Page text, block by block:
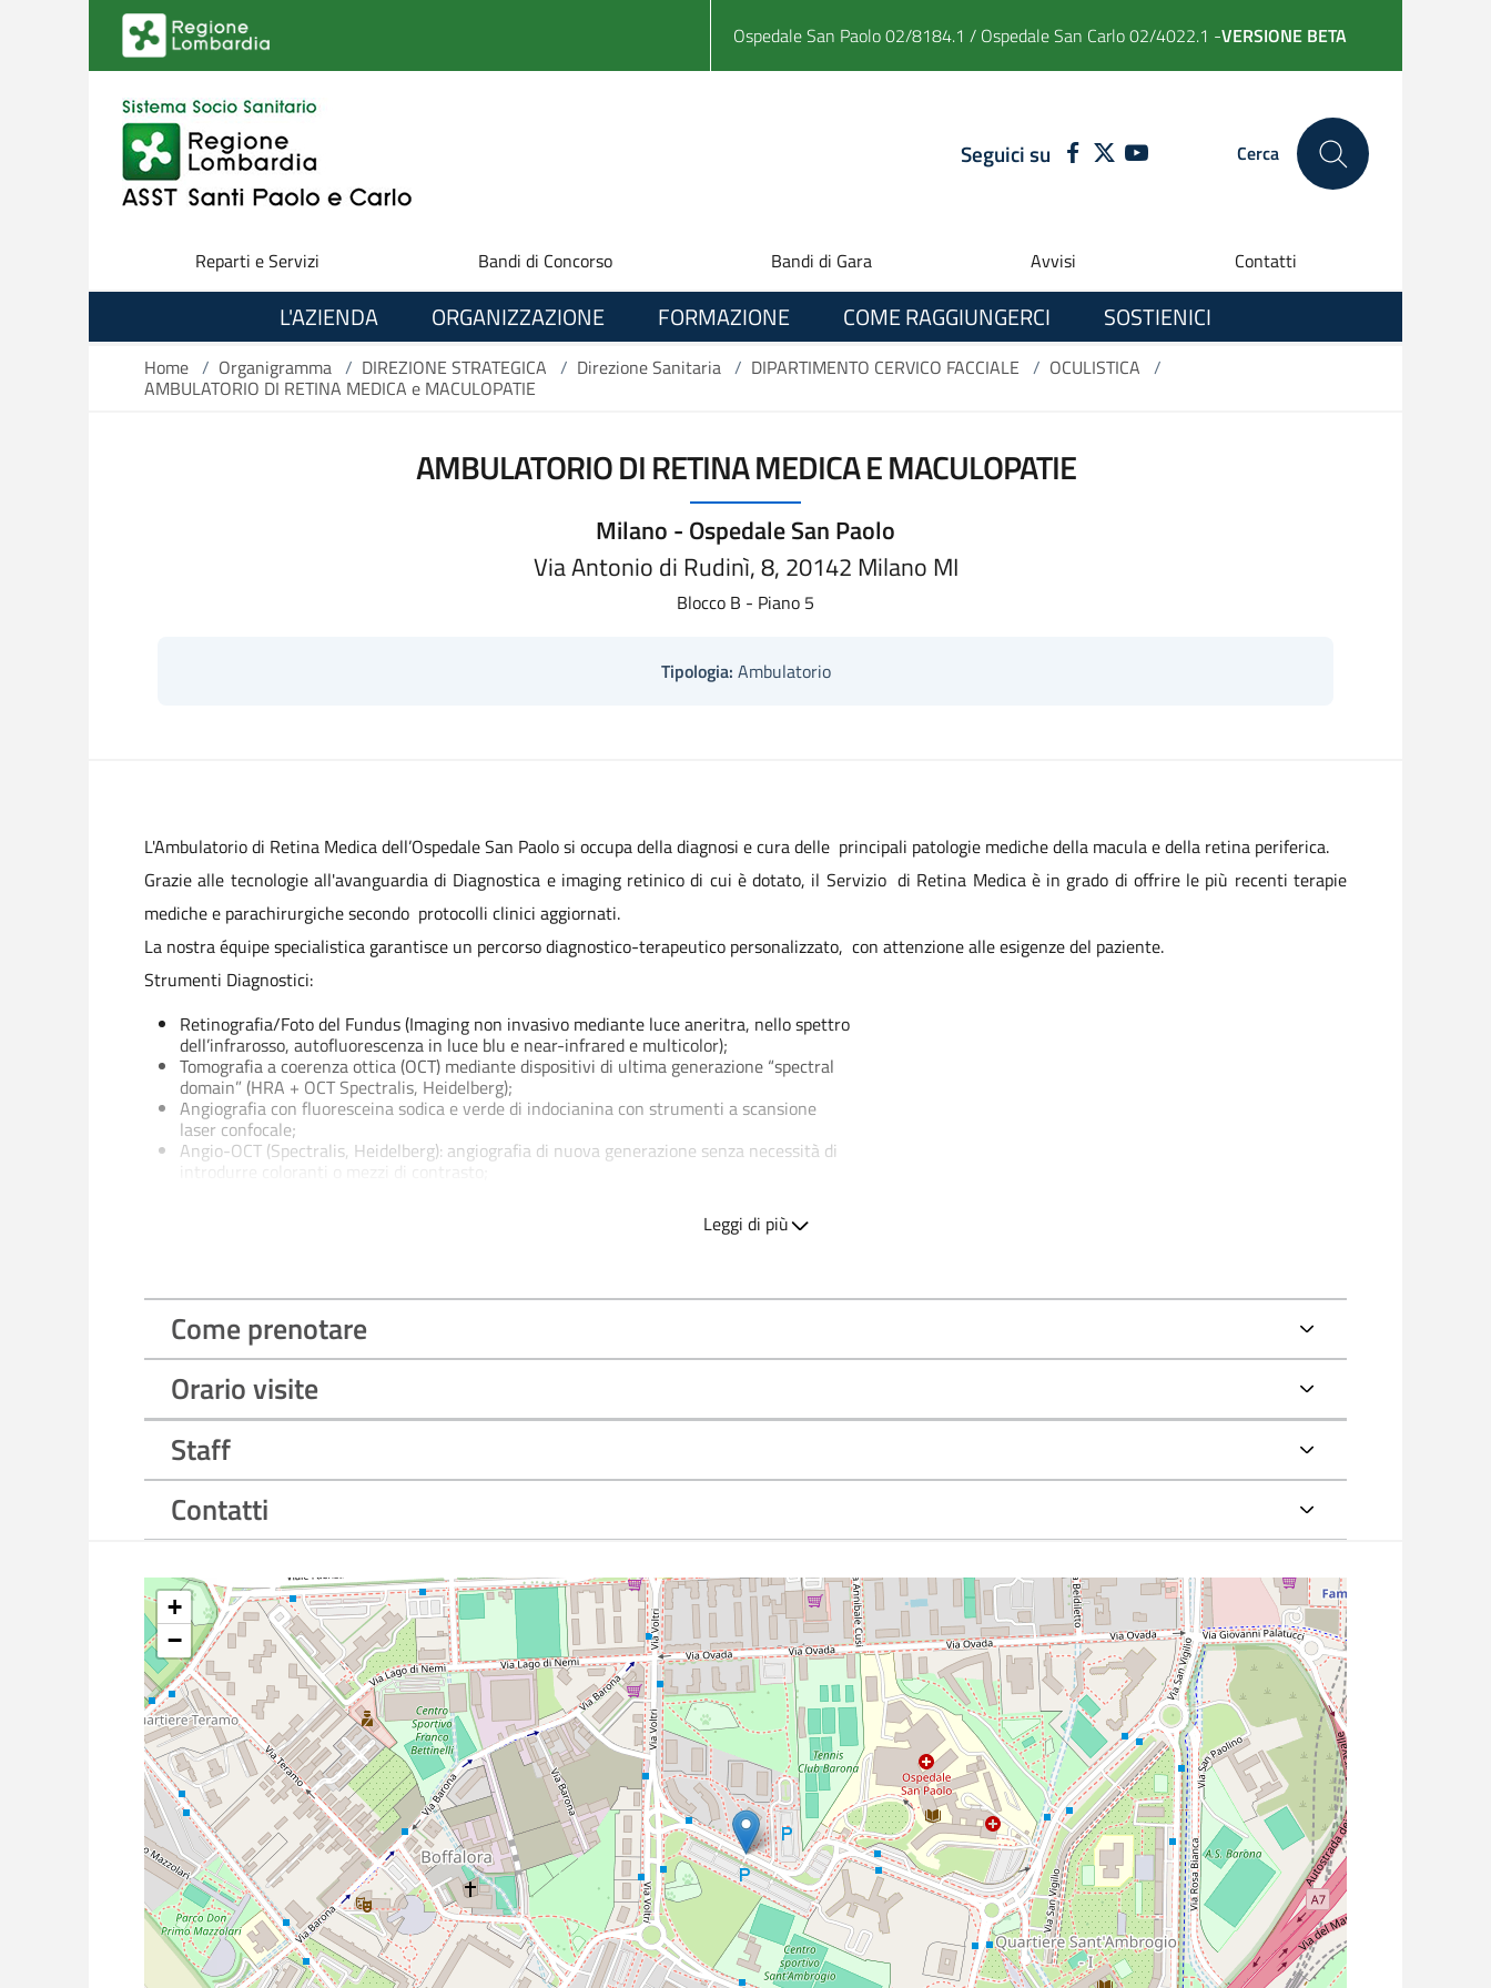
Salta al contenuto principale
Ospedale San Paolo 02/8184.1 / Ospedale San Carlo 02/4022.1 -VERSIONE BETA
Seguici suFACEBOOK
TWITTERYOUTUBE Cerca
Reparti e Servizi Bandi di Concorso Bandi di Gara Avvisi Contatti
L'AZIENDA ORGANIZZAZIONE FORMAZIONE COME RAGGIUNGERCI SOSTIENICI
Home / Organigramma / DIREZIONE STRATEGICA / Direzione Sanitaria / DIPARTIMENTO CERVICO FACCIALE / OCULISTICA /
AMBULATORIO DI RETINA MEDICA e MACULOPATIE
AMBULATORIO DI RETINA MEDICA E MACULOPATIE
Milano - Ospedale San Paolo
Via Antonio di Rudinì, 8, 20142 Milano MI
Blocco B - Piano 5
Tipologia: Ambulatorio
L'Ambulatorio di Retina Medica dell’Ospedale San Paolo si occupa della diagnosi e cura delle principali patologie mediche della macula e della retina periferica.
Grazie alle tecnologie all'avanguardia di Diagnostica e imaging retinico di cui è dotato, il Servizio di Retina Medica è in grado di offrire le più recenti terapie
mediche e parachirurgiche secondo protocolli clinici aggiornati.
La nostra équipe specialistica garantisce un percorso diagnostico-terapeutico personalizzato, con attenzione alle esigenze del paziente.
Strumenti Diagnostici:
Retinografia/Foto del Fundus (Imaging non invasivo mediante luce aneritra, nello spettro
dell’infrarosso, autofluorescenza in luce blu e near-infrared e multicolor);
Tomografia a coerenza ottica (OCT) mediante dispositivi di ultima generazione “spectral
domain” (HRA + OCT Spectralis, Heidelberg);
Angiografia con fluoresceina sodica e verde di indocianina con strumenti a scansione
laser confocale;
Angio-OCT (Spectralis, Heidelberg): angiografia di nuova generazione senza necessità di
introdurre coloranti o mezzi di contrasto;
Principali patologie trattate:
Retinopatia Diabetica;
Degenerazione Maculare Senile essudativa e atrofica
Maculopatia miopica
Occlusioni vascolari retiniche
Altre maculopatie
Corioretinopatia sierosa centrale
I SERVIZI OFFERTI
Trattamenti laser (barrage laser, fotocoagulazione argon laser);
Terapia iniettiva intravitreale di agenti anti-angiogenici (anti-VEGF);
Terapia iniettiva intravitreale di steroidi, anche a lento rilascio
Leggi di più
Come prenotare
Orario visite
Staff
Contatti
+
−